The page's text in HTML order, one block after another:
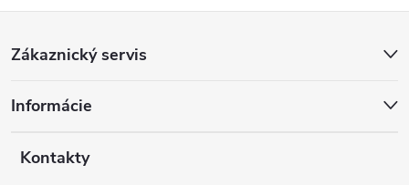
p
Zákaznický servis
Informácie
Kontakty